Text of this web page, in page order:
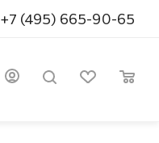
+7 (495) 665-90-65